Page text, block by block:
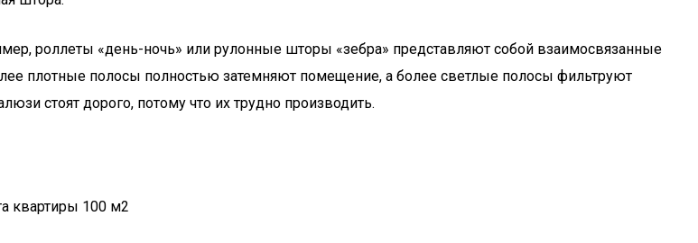
роллеты «день-ночь» или рулонные шторы «зебра» представляют собой взаимосвязанные
плотные полосы полностью затемняют помещение, а более светлые полосы фильтруют
стоят дорого, потому что их трудно производить.
квартиры 100 м2